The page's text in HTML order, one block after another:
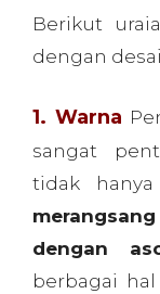
Berikut
dengan
1. Warna
sangat
tidak
dengan
berbagai